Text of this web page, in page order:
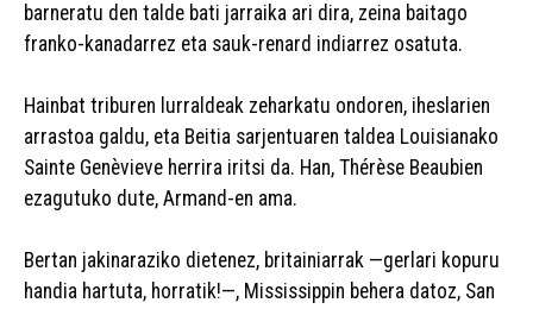
barneratu den talde bati jarraika ari dira, zeina baitago
franko-kanadarrez eta sauk-renard indiarrez osatuta.
Hainbat triburen lurraldeak zeharkatu ondoren, iheslarien
arrastoa galdu, eta Beitia sarjentuaren taldea Louisianako
Sainte Genèvieve herrira iritsi da. Han, Thérèse Beaubien
ezagutuko dute, Armand-en ama.
Bertan jakinaraziko dietenez, britainiarrak —gerlari kopuru
handia hartuta, horratik!—, Mississippin behera datoz, San